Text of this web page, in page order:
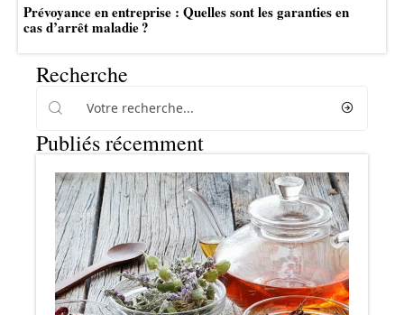
Prévoyance en entreprise : Quelles sont les garanties en
cas d’arrêt maladie ?
Recherche
Publiés récemment